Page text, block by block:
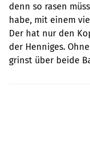
denn so rasen
habe, mit einem
Der hat nur den
der Henniges.
grinst über beide